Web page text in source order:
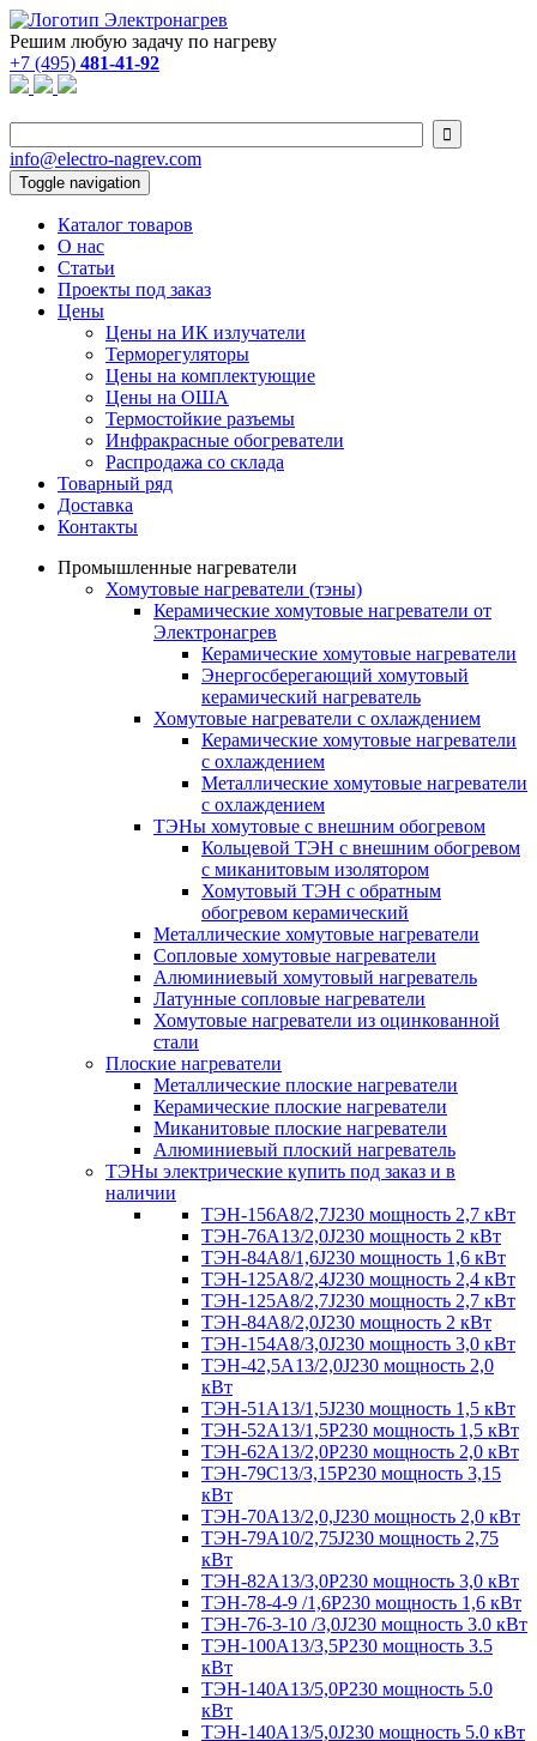
Решим любую задачу по нагреву
+7 (495) 481-41-92

info@electro-nagrev.com
Toggle navigation
Каталог товаров
О нас
Статьи
Проекты под заказ
Цены
Цены на ИК излучатели
Терморегуляторы
Цены на комплектующие
Цены на ОША
Термостойкие разъемы
Инфракрасные обогреватели
Распродажа со склада
Товарный ряд
Доставка
Контакты
Промышленные нагреватели
Хомутовые нагреватели (тэны)
Керамические хомутовые нагреватели от
Электронагрев
Керамические хомутовые нагреватели
Энергосберегающий хомутовый
керамический нагреватель
Хомутовые нагреватели с охлаждением
Керамические хомутовые нагреватели
с охлаждением
Металлические хомутовые нагреватели
с охлаждением
ТЭНы хомутовые с внешним обогревом
Кольцевой ТЭН с внешним обогревом
с миканитовым изолятором
Хомутовый ТЭН с обратным
обогревом керамический
Металлические хомутовые нагреватели
Сопловые хомутовые нагреватели
Алюминиевый хомутовый нагреватель
Латунные сопловые нагреватели
Хомутовые нагреватели из оцинкованной
стали
Плоские нагреватели
Металлические плоские нагреватели
Керамические плоские нагреватели
Миканитовые плоские нагреватели
Алюминиевый плоский нагреватель
ТЭНы электрические купить под заказ и в
наличии
ТЭН-156А8/2,7J230 мощность 2,7 кВт
ТЭН-76А13/2,0J230 мощность 2 кВт
ТЭН-84А8/1,6J230 мощность 1,6 кВт
ТЭН-125А8/2,4J230 мощность 2,4 кВт
ТЭН-125А8/2,7J230 мощность 2,7 кВт
ТЭН-84А8/2,0J230 мощность 2 кВт
ТЭН-154А8/3,0J230 мощность 3,0 кВт
ТЭН-42,5А13/2,0J230 мощность 2,0
кВт
ТЭН-51А13/1,5J230 мощность 1,5 кВт
ТЭН-52А13/1,5Р230 мощность 1,5 кВт
ТЭН-62А13/2,0Р230 мощность 2,0 кВт
ТЭН-79С13/3,15Р230 мощность 3,15
кВт
ТЭН-70А13/2,0,J230 мощность 2,0 кВт
ТЭН-79А10/2,75J230 мощность 2,75
кВт
ТЭН-82А13/3,0Р230 мощность 3,0 кВт
ТЭН-78-4-9 /1,6P230 мощность 1,6 кВт
ТЭН-76-3-10 /3,0J230 мощность 3.0 кВт
ТЭН-100А13/3,5Р230 мощность 3.5
кВт
ТЭН-140А13/5,0Р230 мощность 5.0
кВт
ТЭН-140А13/5,0J230 мощность 5.0 кВт